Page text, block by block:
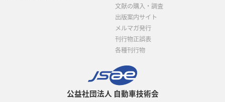
公益社団法人 自動車技術会
文献の購入・調査
出版案内サイト
メルマガ発行
刊行物正誤表
各種刊行物